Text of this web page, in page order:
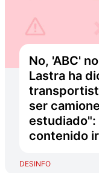
No, 'ABC'
Lastra ha
ser
estudiado":
contenido
DESINFO